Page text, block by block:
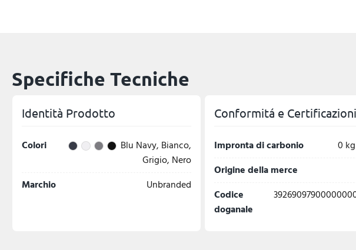
Specifiche Tecniche
Identità Prodotto
Colori
Grigio, Nero
Marchio
Unbranded
Conformitá e Certificazioni
Impronta di carbonio
0
Origine della merce
Codice
doganale